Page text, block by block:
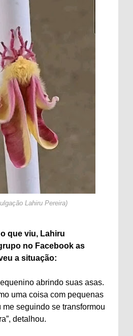
Lahiru Pereira)
que viu, Lahiru
no Facebook as
a situação:
abrindo suas asas.
uma coisa com pequenas
seguindo se transformou
detalhou.